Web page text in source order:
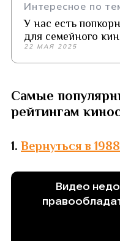
Интересное по
У нас есть
для семейного
22 МАЯ 2025
Самые
рейтингам
1. Вернуться в 1988